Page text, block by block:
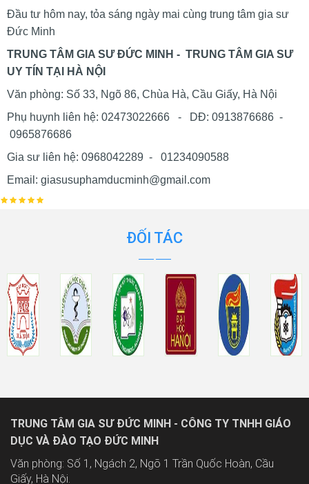
Đầu tư hôm nay, tỏa sáng ngày mai cùng trung tâm gia sư
Đức Minh
TRUNG TÂM GIA SƯ ĐỨC MINH - TRUNG TÂM GIA SƯ
UY TÍN TẠI HÀ NỘI
Văn phòng: Số 33, Ngõ 86, Chùa Hà, Cầu Giấy, Hà Nội
Phụ huynh liên hệ: 02473022666 - DĐ: 0913876686 -
0965876686
Gia sư liên hệ: 0968042289 - 01234090588
Email: giasusuphamducminh@gmail.com
ĐỐI TÁC
TRUNG TÂM GIA SƯ ĐỨC MINH - CÔNG TY TNHH GIÁO
DỤC VÀ ĐÀO TẠO ĐỨC MINH
Văn phòng: Số 1, Ngách 2, Ngõ 1 Trần Quốc Hoàn, Cầu
Giấy, Hà Nội.